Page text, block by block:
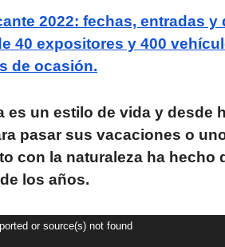
2022: fechas, entradas y
40 expositores y 400
de ocasión.
es un estilo de vida y desde
pasar sus vacaciones o
con la naturaleza ha hecho
los años.
or source(s) not found